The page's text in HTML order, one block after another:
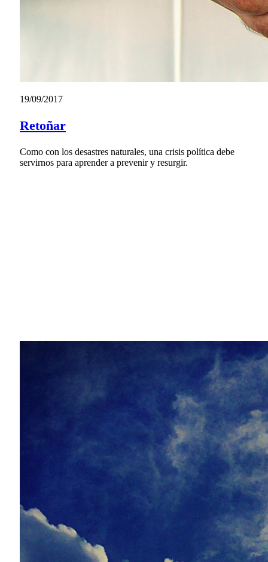
19/09/2017
Retoñar
Como con los desastres naturales, una crisis política debe
servirnos para aprender a prevenir y resurgir.